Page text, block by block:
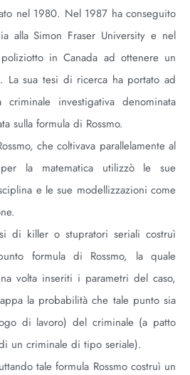
nel 1980. Nel 1987 ha conseguito
alla Simon Fraser University e nel
in Canada ad ottenere un
La sua tesi di ricerca ha portato ad
investigativa denominata
sulla formula di Rossmo.
che coltivava parallelamente al
la matematica utilizzò le sue
e le sue modellizzazioni come
di killer o stupratori seriali costruì
formula di Rossmo, la quale
volta inseriti i parametri del caso,
la probabilità che tale punto sia
di lavoro) del criminale (a patto
un criminale di tipo seriale).
tale formula Rossmo costruì un